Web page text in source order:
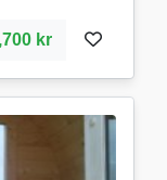
kr